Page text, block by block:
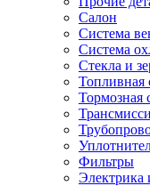
Салон
Система
Система
Стекла и
Топливная
Тормозная
Фильтры
Электрика